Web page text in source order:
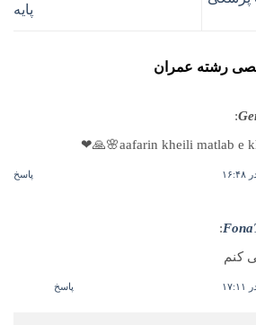
پایه
رشته عمران
aafarin kheili matlab e
پاسخ
کنم
پاسخ